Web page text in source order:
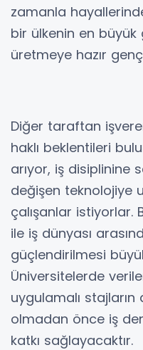
zamanla
bir ülkenin en
üretmeye hazır
Diğer taraftan
haklı beklentileri
arıyor, iş disiplinine
değişen teknolojiye
çalışanlar
ile iş dünyası
güçlendirilmesi
Üniversitelerde
uygulamalı stajların
olmadan önce iş
katkı sağlayacaktır.